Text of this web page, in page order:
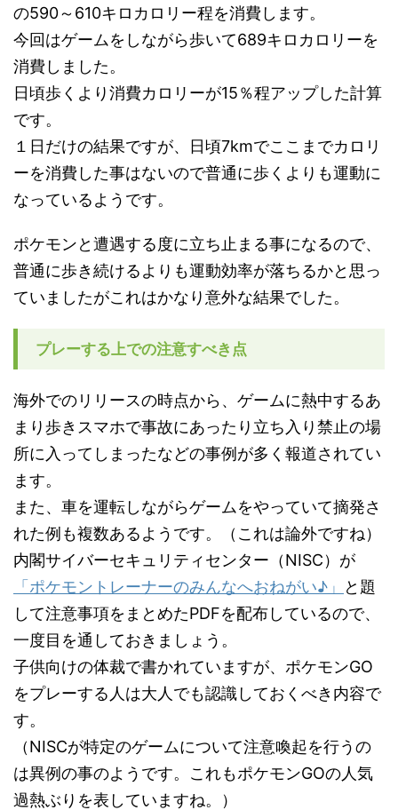
の590～610キロカロリー程を消費します。
今回はゲームをしながら歩いて689キロカロリーを
消費しました。
日頃歩くより消費カロリーが15％程アップした計算
です。
１日だけの結果ですが、日頃7kmでここまでカロリ
ーを消費した事はないので普通に歩くよりも運動に
なっているようです。
ポケモンと遭遇する度に立ち止まる事になるので、
普通に歩き続けるよりも運動効率が落ちるかと思っ
ていましたがこれはかなり意外な結果でした。
プレーする上での注意すべき点
海外でのリリースの時点から、ゲームに熱中するあ
まり歩きスマホで事故にあったり立ち入り禁止の場
所に入ってしまったなどの事例が多く報道されてい
ます。
また、車を運転しながらゲームをやっていて摘発さ
れた例も複数あるようです。（これは論外ですね）
内閣サイバーセキュリティセンター（NISC）が
「ポケモントレーナーのみんなへおねがい♪」
と題
して注意事項をまとめたPDFを配布しているので、
一度目を通しておきましょう。
子供向けの体裁で書かれていますが、ポケモンGO
をプレーする人は大人でも認識しておくべき内容で
す。
（NISCが特定のゲームについて注意喚起を行うの
は異例の事のようです。これもポケモンGOの人気
過熱ぶりを表していますね。）